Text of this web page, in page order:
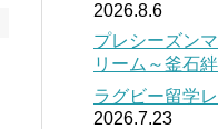
2026.8.6
プレシーズン
リーム～釜石
ラグビー留学
2026.7.23